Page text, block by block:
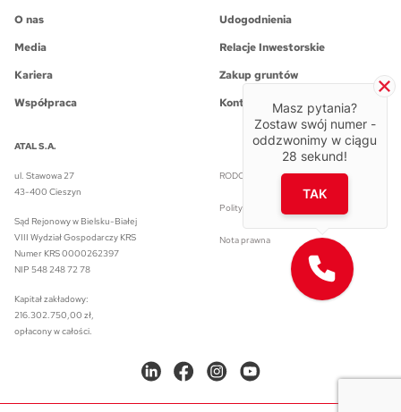
O nas
Udogodnienia
Media
Relacje Inwestorskie
Kariera
Zakup gruntów
Współpraca
Kontakt
ATAL S.A.
ul. Stawowa 27
43-400 Cieszyn
Sąd Rejonowy w Bielsku-Białej
VIII Wydział Gospodarczy KRS
Numer KRS 0000262397
NIP 548 248 72 78
Kapitał zakładowy:
216.302.750,00 zł,
opłacony w całości.
RODO w ATAL S.A.
Polityka prywatności
Nota prawna
Masz pytania?
Zostaw swój numer -
oddzwonimy w ciągu
28 sekund!
TAK